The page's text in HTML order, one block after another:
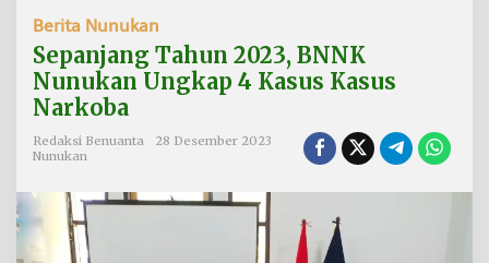
a
n
j
g
h
Berita Nunukan
Sepanjang Tahun 2023, BNNK
Nunukan Ungkap 4 Kasus Kasus
Narkoba
Redaksi Benuanta
28 Desember 2023
Nunukan